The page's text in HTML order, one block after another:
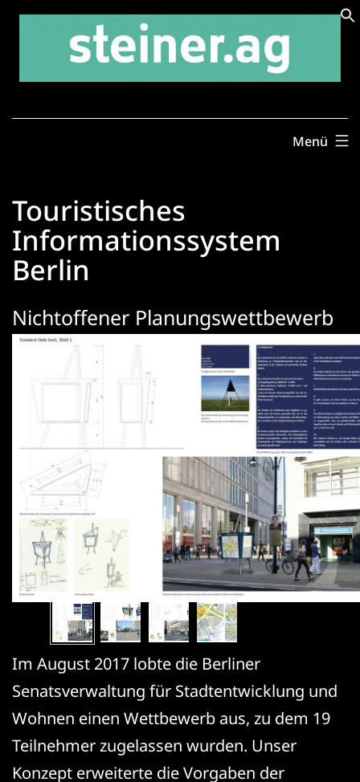
Zum
Menü
Touristisches
Informationssystem
Berlin
Nichtoffener Planungswettbewerb
Im August 2017 lobte die Berliner
Senatsverwaltung für Stadtentwicklung und
Wohnen einen Wettbewerb aus, zu dem 19
Teilnehmer zugelassen wurden. Unser
Konzept erweiterte die Vorgaben der